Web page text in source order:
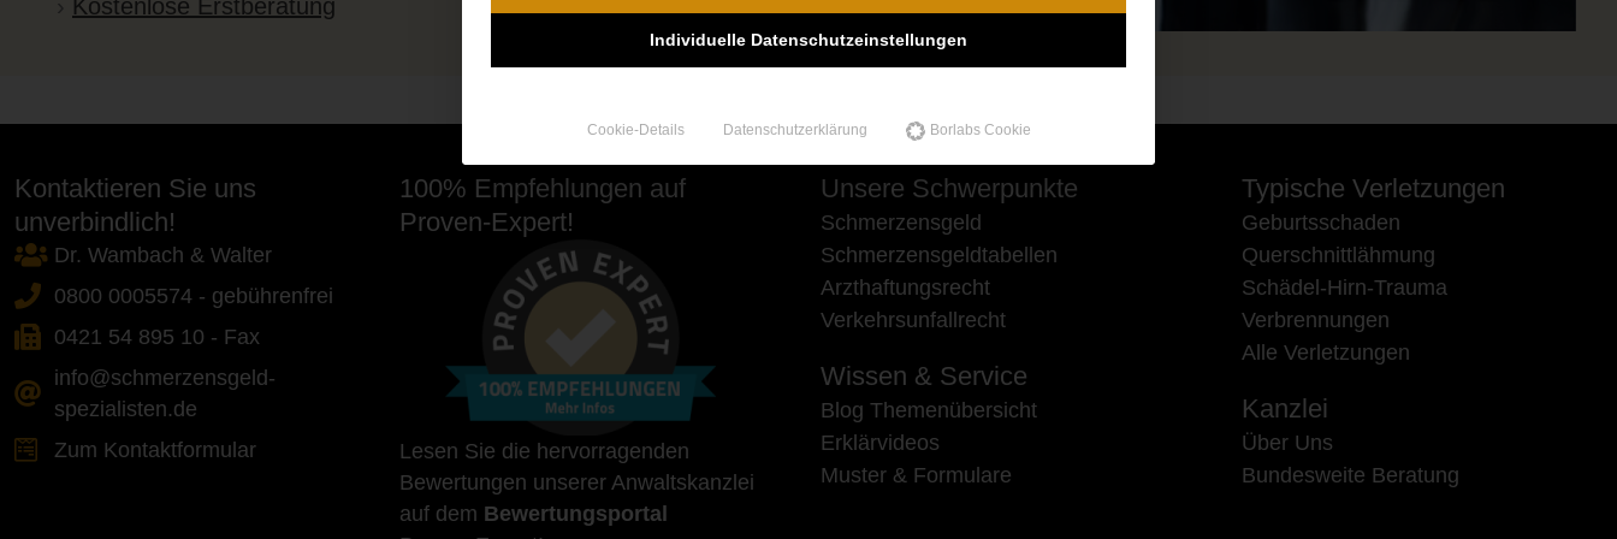
Kostenlose Erstberatung
Kontaktieren Sie uns
unverbindlich!
Dr. Wambach & Walter
0800 0005574 - gebührenfrei
0421 54 895 10 - Fax
info@schmerzensgeld-
spezialisten.de
Zum Kontaktformular
100% Empfehlungen auf
Proven-Expert!
Lesen Sie die hervorragenden
Bewertungen unserer Anwaltskanzlei
auf dem Bewertungsportal
Unsere Schwerpunkte
Schmerzensgeld
Schmerzensgeldtabellen
Arzthaftungsrecht
Verkehrsunfallrecht
Wissen & Service
Blog Themenübersicht
Erklärvideos
Muster & Formulare
Typische Verletzungen
Geburtsschaden
Querschnittlähmung
Schädel-Hirn-Trauma
Verbrennungen
Alle Verletzungen
Kanzlei
Über Uns
Bundesweite Beratung
Individuelle Datenschutzeinstellungen
Cookie-Details Datenschutzerklärung Borlabs Cookie